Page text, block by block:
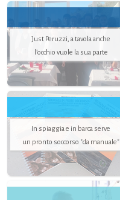
Just Peruzzi, a tavola anche
l’occhio vuole la sua parte
In spiaggia e in barca serve
un pronto soccorso "da manuale"